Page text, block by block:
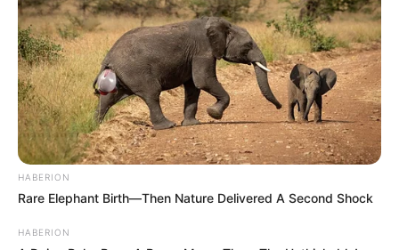
HABERION
Rare Elephant Birth—Then Nature Delivered A Second Shock
HABERION